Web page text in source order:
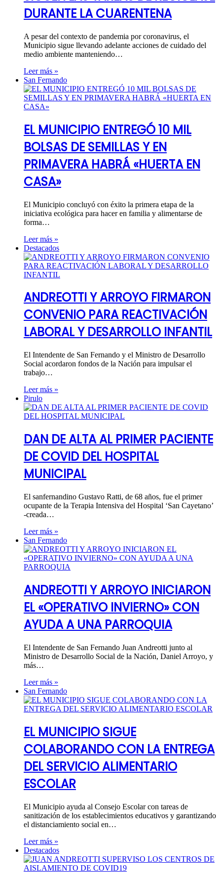
DURANTE LA CUARENTENA
A pesar del contexto de pandemia por coronavirus, el
Municipio sigue llevando adelante acciones de cuidado del
medio ambiente manteniendo…
Leer más »
San Fernando
EL MUNICIPIO ENTREGÓ 10 MIL
BOLSAS DE SEMILLAS Y EN
PRIMAVERA HABRÁ «HUERTA EN
CASA»
El Municipio concluyó con éxito la primera etapa de la
iniciativa ecológica para hacer en familia y alimentarse de
forma…
Leer más »
Destacados
ANDREOTTI Y ARROYO FIRMARON
CONVENIO PARA REACTIVACIÓN
LABORAL Y DESARROLLO INFANTIL
El Intendente de San Fernando y el Ministro de Desarrollo
Social acordaron fondos de la Nación para impulsar el
trabajo…
Leer más »
Pirulo
DAN DE ALTA AL PRIMER PACIENTE
DE COVID DEL HOSPITAL
MUNICIPAL
El sanfernandino Gustavo Ratti, de 68 años, fue el primer
ocupante de la Terapia Intensiva del Hospital ‘San Cayetano’
-creada…
Leer más »
San Fernando
ANDREOTTI Y ARROYO INICIARON
EL «OPERATIVO INVIERNO» CON
AYUDA A UNA PARROQUIA
El Intendente de San Fernando Juan Andreotti junto al
Ministro de Desarrollo Social de la Nación, Daniel Arroyo, y
más…
Leer más »
San Fernando
EL MUNICIPIO SIGUE
COLABORANDO CON LA ENTREGA
DEL SERVICIO ALIMENTARIO
ESCOLAR
El Municipio ayuda al Consejo Escolar con tareas de
sanitización de los establecimientos educativos y garantizando
el distanciamiento social en…
Leer más »
Destacados